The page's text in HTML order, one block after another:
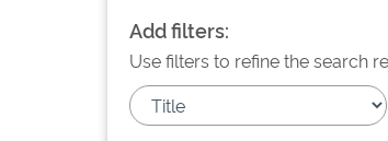
Add filters:
Use filters to refine the search